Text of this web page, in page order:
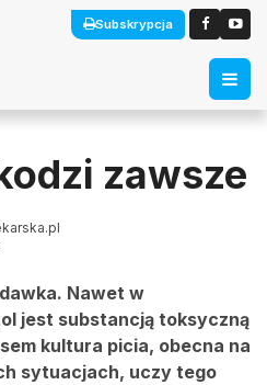
Subskrypcja
zawsze
Nawet w
jest substancją toksyczną
kultura picia, obecna na
sytuacjach, uczy tego